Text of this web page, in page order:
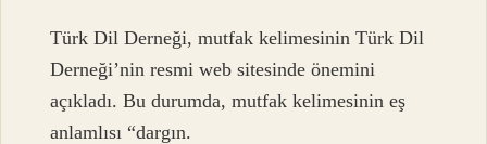
Türk Dil Derneği, mutfak kelimesinin Türk Dil
Derneği’nin resmi web sitesinde önemini
açıkladı. Bu durumda, mutfak kelimesinin eş
anlamlısı “dargın.